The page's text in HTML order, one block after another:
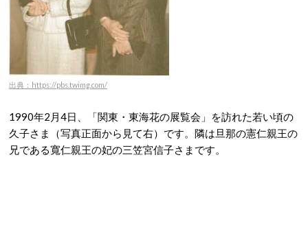
出典：https://pbs.twimg.com/
1990年2月4日、「関東・東海花の展覧会」を訪れた若い頃の
久子さま（写真正面から見て右）です。隣は旦那の憲仁親王の
兄である寬仁親王の妃の三笠宮信子さまです。